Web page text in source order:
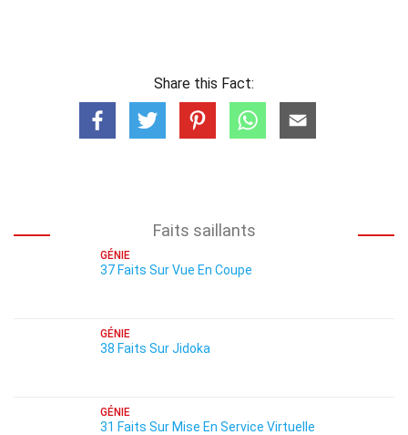
Share this Fact:
Faits saillants
GÉNIE
37 Faits Sur Vue En Coupe
GÉNIE
38 Faits Sur Jidoka
GÉNIE
31 Faits Sur Mise En Service Virtuelle